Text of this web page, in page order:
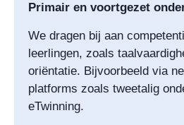
Primair en voortgezet
We dragen bij aan
leerlingen, zoals
oriëntatie. Bijvoorbeeld via
platforms zoals tweetalig
eTwinning.